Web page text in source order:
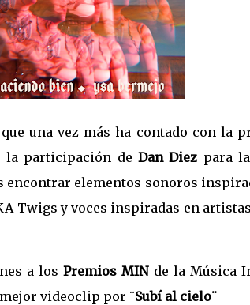
una vez más ha contado con la
participación de Dan Diez para
encontrar elementos sonoros
Twigs y voces inspiradas en
a losPremios MINde la Música
videoclip por ¨Subí al cielo¨